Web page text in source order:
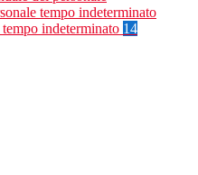
tempo indeterminato
indeterminato 14